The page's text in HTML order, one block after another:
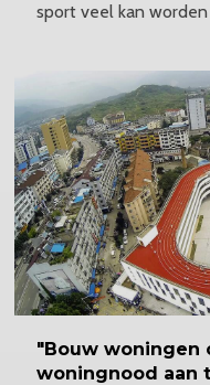
sport veel kan
"Bouw woningen
woningnood aan